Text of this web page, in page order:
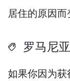
居住的原因而
罗马尼
如果你因为